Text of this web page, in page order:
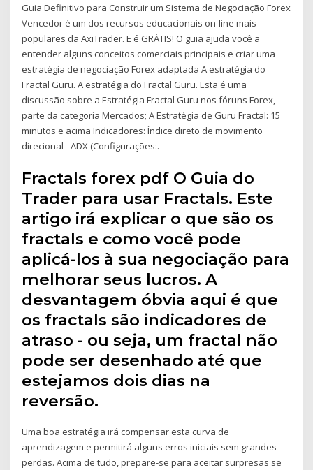
Guia Definitivo para Construir um Sistema de Negociação Forex
Vencedor é um dos recursos educacionais on-line mais
populares da AxiTrader. E é GRÁTIS! O guia ajuda você a
entender alguns conceitos comerciais principais e criar uma
estratégia de negociação Forex adaptada A estratégia do
Fractal Guru. A estratégia do Fractal Guru. Esta é uma
discussão sobre a Estratégia Fractal Guru nos fóruns Forex,
parte da categoria Mercados; A Estratégia de Guru Fractal: 15
minutos e acima Indicadores: Índice direto de movimento
direcional - ADX (Configurações:.
Fractals forex pdf O Guia do
Trader para usar Fractals. Este
artigo irá explicar o que são os
fractals e como você pode
aplicá-los à sua negociação para
melhorar seus lucros. A
desvantagem óbvia aqui é que
os fractals são indicadores de
atraso - ou seja, um fractal não
pode ser desenhado até que
estejamos dois dias na
reversão.
Uma boa estratégia irá compensar esta curva de
aprendizagem e permitirá alguns erros iniciais sem grandes
perdas. Acima de tudo, prepare-se para aceitar surpresas se